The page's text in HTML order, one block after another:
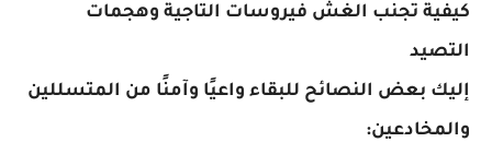
كيفية تجنب الغش فيروسات التاجية وهجمات
التصيد
إليك بعض النصائح للبقاء واعيًا وآمنًا من المتسللين
والمخادعين: